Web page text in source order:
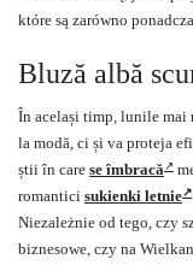
które są zarówno
Bluză albă
În același timp, lunile mai
la modă, ci și va proteja
știi în care se îmbracă
romantici sukienki letnie
Niezależnie od tego, czy
biznesowe, czy na